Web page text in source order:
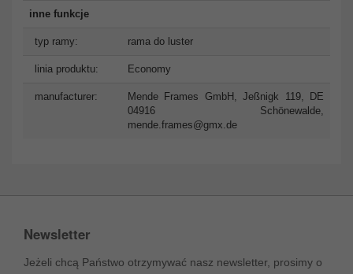
inne funkcje
typ ramy: rama do luster
linia produktu: Economy
manufacturer:
Mende Frames GmbH, Jeßnigk 119, DE
04916 Schönewalde,
mende.frames@gmx.de
Newsletter
Jeżeli chcą Państwo otrzymywać nasz newsletter, prosimy o